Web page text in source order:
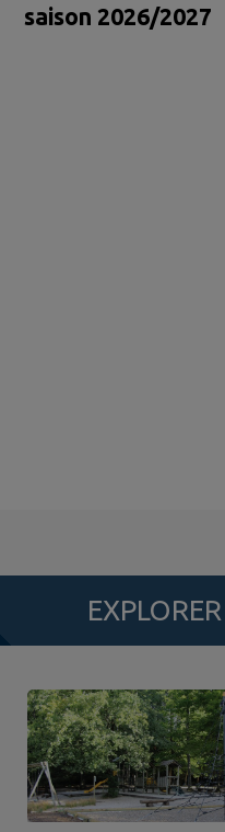
saison 2026/2027
EXPLORER